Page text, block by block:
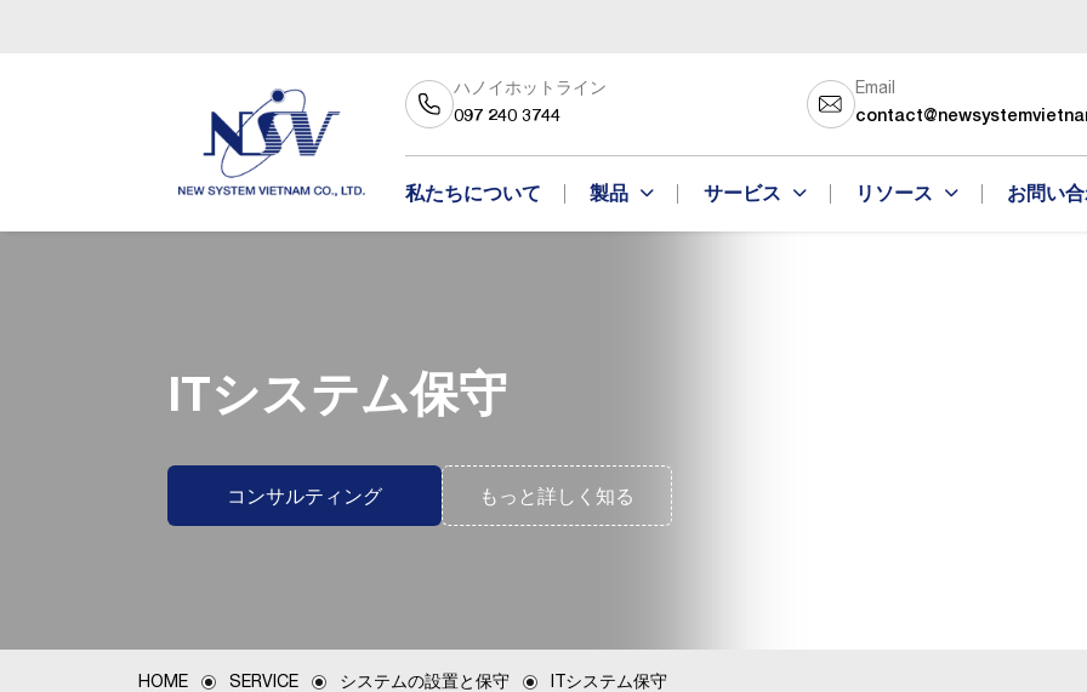
ハノイホットライン
097 240 3744
Email
私たちについて 製品 サービス リソース お問い
ITシステム保守
コンサルティング もっと詳しく知る
HOME SERVICE システムの設置と保守 ITシステム保守